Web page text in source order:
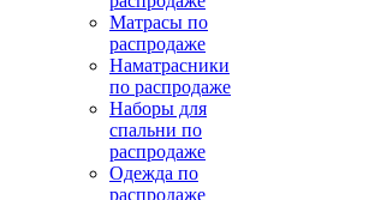
Матрасы по
распродаже
Наматрасники
по распродаже
Наборы для
спальни по
распродаже
Одежда по
распродаже